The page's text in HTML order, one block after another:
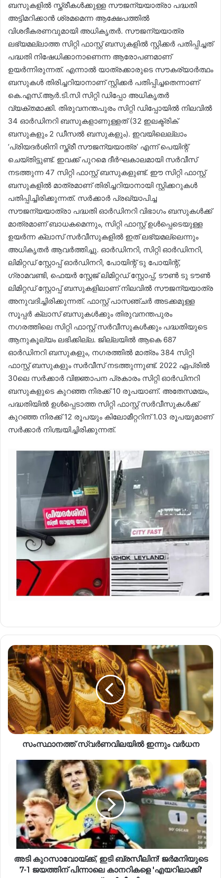
ബസുകളിൽ സ്ത്രീകൾക്കുള്ള സൗജന്യയാത്രാ പദ്ധതി
അട്ടിമറിക്കാൻ ശ്രമമെന്ന ആക്ഷേപത്തിൽ
വിശദീകരണവുമായി അധികൃതർ. സൗജന്യയാത്ര
ലഭ്യമല്ലാത്ത സിറ്റി ഫാസ്റ്റ് ബസുകളിൽ സ്റ്റിക്കർ പതിപ്പിച്ചത്
പദ്ധതി നിഷേധിക്കാനാണെന്ന ആരോപണമാണ്
ഉയർന്നിരുന്നത്. എന്നാൽ യാത്രക്കാരുടെ സൗകര്യാർത്ഥം
ബസുകൾ തിരിച്ചറിയാനാണ് സ്റ്റിക്കർ പതിപ്പിച്ചതെന്നാണ്
കെ.എസ്.ആർ.ടി.സി സിറ്റി ഡിപ്പോ അധികൃതർ
വ്യക്തമാക്കി. തിരുവനന്തപുരം സിറ്റി ഡിപ്പോയിൽ നിലവിൽ
34 ഓർഡിനറി ബസുകളാണുള്ളത് (32 ഇലക്ട്രിക്
ബസുകളും 2 ഡീസൽ ബസുകളും). ഇവയിലെല്ലാം
‘പ്രിയദർശിനി സ്ത്രീ സൗജന്യയാത്ര’ എന്ന് പെയിന്റ്
ചെയ്തിട്ടുണ്ട്. ഇവക്ക് പുറമെ ദീർഘകാലമായി സർവീസ്
നടത്തുന്ന 47 സിറ്റി ഫാസ്റ്റ് ബസുകളുണ്ട്. ഈ സിറ്റി ഫാസ്റ്റ്
ബസുകളിൽ മാത്രമാണ് തിരിച്ചറിയാനായി സ്റ്റിക്കറുകൾ
പതിപ്പിച്ചിരിക്കുന്നത്. സർക്കാർ പ്രഖ്യാപിച്ച
സൗജന്യയാത്രാ പദ്ധതി ഓർഡിനറി വിഭാഗം ബസുകൾക്ക്
മാത്രമാണ് ബാധകമെന്നും, സിറ്റി ഫാസ്റ്റ് ഉൾപ്പെടെയുള്ള
ഉയർന്ന ക്ലാസ് സർവീസുകളിൽ ഇത് ലഭ്യമല്ലെന്നും
അധികൃതർ ആവർത്തിച്ചു. ഓർഡിനറി, സിറ്റി ഓർഡിനറി,
ലിമിറ്റഡ് സ്റ്റോപ്പ് ഓർഡിനറി, പോയിന്റ് ടു പോയിന്റ്,
ഗ്രാമവണ്ടി, ഫെയർ സ്റ്റേജ് ലിമിറ്റഡ് സ്റ്റോപ്പ്, ടൗൺ ടു ടൗൺ
ലിമിറ്റഡ് സ്റ്റോപ്പ് ബസുകളിലാണ് നിലവിൽ സൗജന്യയാത്ര
അനുവദിച്ചിരിക്കുന്നത്. ഫാസ്റ്റ് പാസഞ്ചർ അടക്കമുള്ള
സൂപ്പർ ക്ലാസ് ബസുകൾക്കും തിരുവനന്തപുരം
നഗരത്തിലെ സിറ്റി ഫാസ്റ്റ് സർവീസുകൾക്കും പദ്ധതിയുടെ
ആനുകൂല്യം ലഭിക്കില്ല. ജില്ലയിൽ ആകെ 687
ഓർഡിനറി ബസുകളും, നഗരത്തിൽ മാത്രം 384 സിറ്റി
ഫാസ്റ്റ് ബസുകളും സർവീസ് നടത്തുന്നുണ്ട്. 2022 ഏപ്രിൽ
30ലെ സർക്കാർ വിജ്ഞാപന പ്രകാരം സിറ്റി ഓർഡിനറി
ബസുകളുടെ കുറഞ്ഞ നിരക്ക് 10 രൂപയാണ്. അതേസമയം,
പദ്ധതിയിൽ ഉൾപ്പെടാത്ത സിറ്റി ഫാസ്റ്റ് സർവീസുകൾക്ക്
കുറഞ്ഞ നിരക്ക് 12 രൂപയും കിലോമീറ്ററിന് 1.03 രൂപയുമാണ്
സർക്കാർ നിശ്ചയിച്ചിരിക്കുന്നത്.
സംസ്ഥാനത്ത് സ്വർണവിലയിൽ ഇന്നും വർധന
അടി കുറസാവോയ്ക്ക്, ഇടി ബ്രസീലിന്! ജർമനിയുടെ
7-1 ജയത്തിന് പിന്നാലെ കാനറികളെ 'എയറിലാക്കി'